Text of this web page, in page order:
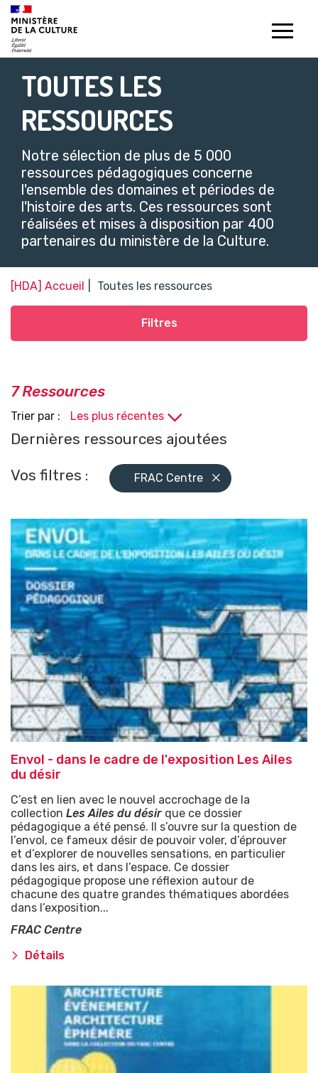
TOUTES LES
RESSOURCES
Notre sélection de plus de 5 000
ressources pédagogiques concerne
l'ensemble des domaines et périodes de
l'histoire des arts. Ces ressources sont
réalisées et mises à disposition par 400
partenaires du ministère de la Culture.​
[HDA] Accueil Toutes les ressources
Filtres
7 Ressources
Dernières ressources ajoutées
Vos filtres : FRAC Centre
Trier par :
Envol - dans le cadre de l'exposition Les Ailes
du désir
C’est en lien avec le nouvel accrochage de la
collection Les Ailes du désir que ce dossier
pédagogique a été pensé. Il s’ouvre sur la question de
l’envol, ce fameux désir de pouvoir voler, d’éprouver
et d’explorer de nouvelles sensations, en particulier
dans les airs, et dans l’espace. Ce dossier
pédagogique propose une réflexion autour de
chacune des quatre grandes thématiques abordées
dans l’exposition...
FRAC Centre
Détails
Gestion de vos préférences sur les témoins de connexion